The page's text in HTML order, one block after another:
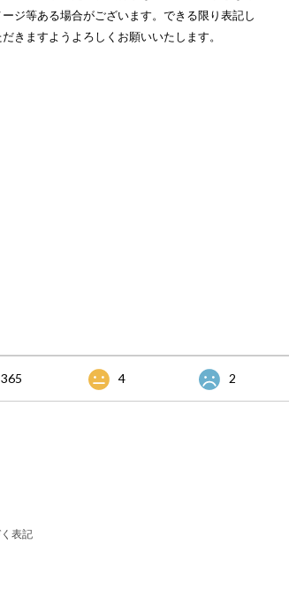
ジ等ある場合がございます。できる限り表記し
きますようよろしくお願いいたします。
365 4 2
表記